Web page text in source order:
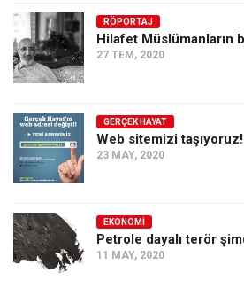
RÖPORTAJ
Hilafet Müslümanların
27 TEM, 2020
GERÇEK HAYAT
Web sitemizi taşıyoruz!
23 MAY, 2020
EKONOMI
Petrole dayalı terör
11 MAY, 2020